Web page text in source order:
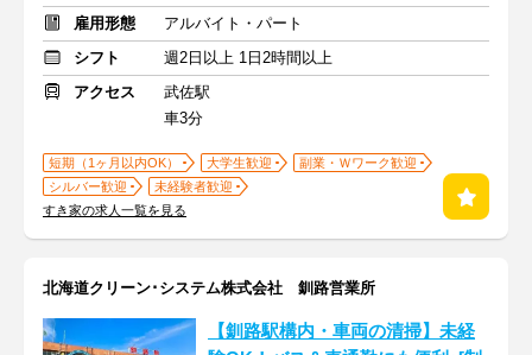
雇用形態
アルバイト・パート
シフト
週2日以上 1日2時間以上
アクセス
武佐駅
車3分
短期（1ヶ月以内OK） 大学生歓迎
副業・Ｗワーク歓迎
シルバー歓迎
未経験者歓迎
すき家の求人一覧を見る
北海道クリーン･システム株式会社 釧路営業所
【釧路駅構内・車両の清掃】未経